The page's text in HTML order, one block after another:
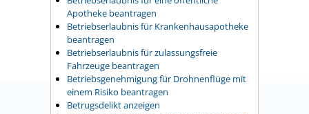
Apotheke beantragen
Betriebserlaubnis für Krankenhausapotheke
beantragen
Betriebserlaubnis für zulassungsfreie
Fahrzeuge beantragen
Betriebsgenehmigung für Drohnenflüge mit
einem Risiko beantragen
Betrugsdelikt anzeigen